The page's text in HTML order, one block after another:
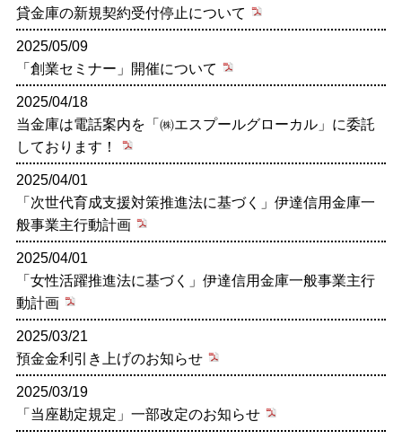
貸金庫の新規契約受付停止について
2025/05/09
「創業セミナー」開催について
2025/04/18
当金庫は電話案内を「㈱エスプールグローカル」に委託
しております！
2025/04/01
「次世代育成支援対策推進法に基づく」伊達信用金庫一
般事業主行動計画
2025/04/01
「女性活躍推進法に基づく」伊達信用金庫一般事業主行
動計画
2025/03/21
預金金利引き上げのお知らせ
2025/03/19
「当座勘定規定」一部改定のお知らせ